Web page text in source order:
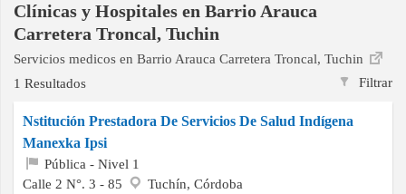
Servicios
medicos
Ciudades
Buscar
Clínicas y Hospitales en Barrio Arauca
Carretera Troncal, Tuchin
Servicios medicos en Barrio Arauca Carretera Troncal, Tuchin
Filtrar
1 Resultados
Nstitución Prestadora De Servicios De Salud Indígena
Manexka Ipsi
Pública - Nivel 1
Calle 2 N°. 3 - 85
Tuchín, Córdoba